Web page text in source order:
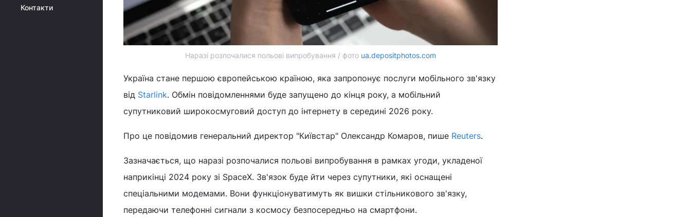
Контакти
Наразі розпочалися польові випробування / фото ua.depositphotos.com
Україна стане першою європейською країною, яка запропонує послуги мобільного зв'язку
від Starlink. Обмін повідомленнями буде запущено до кінця року, а мобільний
супутниковий широкосмуговий доступ до інтернету в середині 2026 року.
Про це повідомив генеральний директор "Київстар" Олександр Комаров, пише Reuters.
Зазначається, що наразі розпочалися польові випробування в рамках угоди, укладеної
наприкінці 2024 року зі SpaceX. Зв'язок буде йти через супутники, які оснащені
спеціальними модемами. Вони функціонуватимуть як вишки стільникового зв'язку,
передаючи телефонні сигнали з космосу безпосередньо на смартфони.